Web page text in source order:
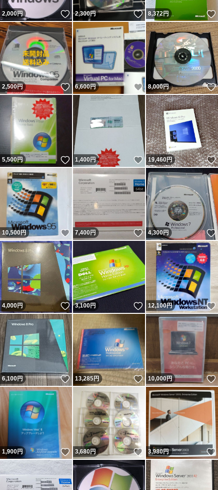
2,000円 いいね！
2,300円 いいね！
8,372円
2,500円 いいね！
6,600円 いいね！
8,000円
5,500円 いいね！
1,400円 いいね！
19,460円
10,500円 いいね！
7,400円 いいね！
4,300円
4,000円 いいね！
3,100円 いいね！
12,100円
6,100円 いいね！
13,285円 いいね！
10,000円
1,900円 いいね！
3,680円 いいね！
3,980円